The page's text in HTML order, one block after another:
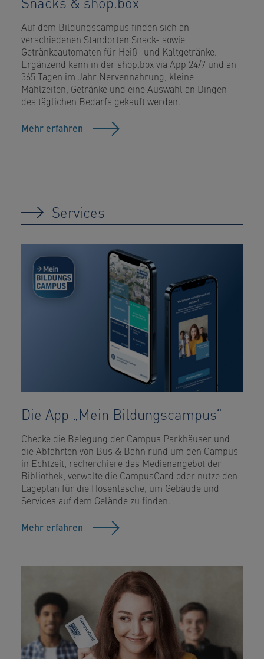
Auf dem Bildungscampus finden sich an
verschiedenen Standorten Snack- sowie
Getränkeautomaten für Heiß- und Kaltgetränke.
Ergänzend kann in der shop.box via App 24/7 und an
365 Tagen im Jahr Nervennahrung, kleine
Mahlzeiten, Getränke und eine Auswahl an Dingen
des täglichen Bedarfs gekauft werden.
Mehr erfahren
Services
Die App „Mein Bildungscampus“
Checke die Belegung der Campus Parkhäuser und
die Abfahrten von Bus & Bahn rund um den Campus
in Echtzeit, recherchiere das Medienangebot der
Bibliothek, verwalte die CampusCard oder nutze den
Lageplan für die Hosentasche, um Gebäude und
Services auf dem Gelände zu finden.
Mehr erfahren